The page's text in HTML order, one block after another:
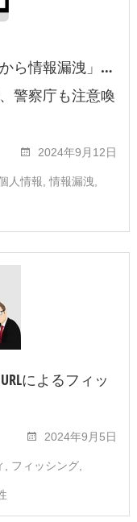
ら情報漏洩」…
警察庁も注意喚
2024年9月12日
人情報 ,情報漏洩
によるフィッ
2024年9月5日
フィッシング,